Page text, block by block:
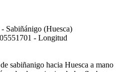
Sabiñánigo (Huesca)
- Longitud
sabiñanigo hacia Huesca a mano